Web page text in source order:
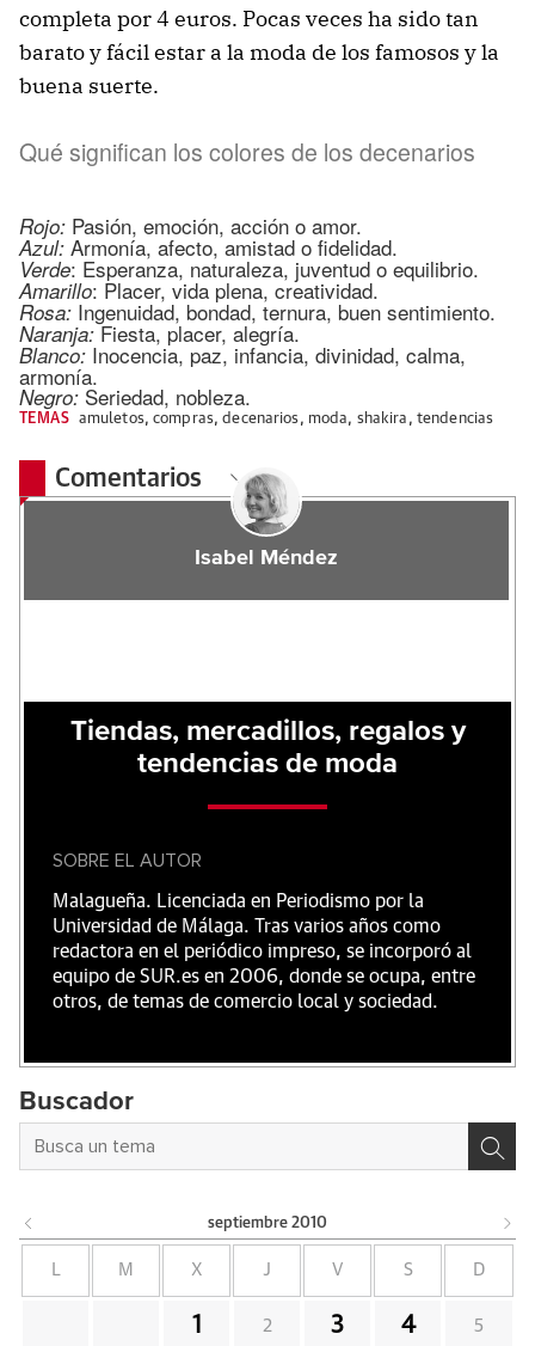
completa por 4 euros. Pocas veces ha sido tan
barato y fácil estar a la moda de los famosos y la
buena suerte.
Qué significan los colores de los decenarios
Rojo: Pasión, emoción, acción o amor.
Azul: Armonía, afecto, amistad o fidelidad.
Verde: Esperanza, naturaleza, juventud o equilibrio.
Amarillo: Placer, vida plena, creatividad.
Rosa: Ingenuidad, bondad, ternura, buen sentimiento.
Naranja:Fiesta, placer, alegría.
Blanco: Inocencia, paz, infancia, divinidad, calma,
armonía.
Negro: Seriedad, nobleza.
TEMAS amuletos,compras,decenarios, moda, shakira , tendencias
Comentarios
Isabel Méndez
Tiendas, mercadillos, regalos y
tendencias de moda
SOBRE EL AUTOR
Malagueña. Licenciada en Periodismo por la
Universidad de Málaga. Tras varios años como
redactora en el periódico impreso, se incorporó al
equipo de SUR.es en 2006, donde se ocupa, entre
otros, de temas de comercio local y sociedad.
Buscador
septiembre 2010
L M X J V S D
1 2 3 4 5